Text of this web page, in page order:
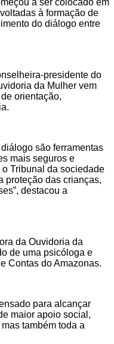
a ser colocado em
à formação de
do diálogo entre
presidente do
da Mulher vem
orientação,
são ferramentas
mais seguros e
Tribunal da sociedade
proteção das crianças,
destacou a
da Ouvidoria da
de uma psicóloga e
Contas do Amazonas.
para alcançar
maior apoio social,
também toda a